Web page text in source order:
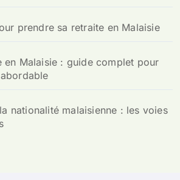
prendre sa retraite en Malaisie
en Malaisie : guide complet pour
nationalité malaisienne : les voies